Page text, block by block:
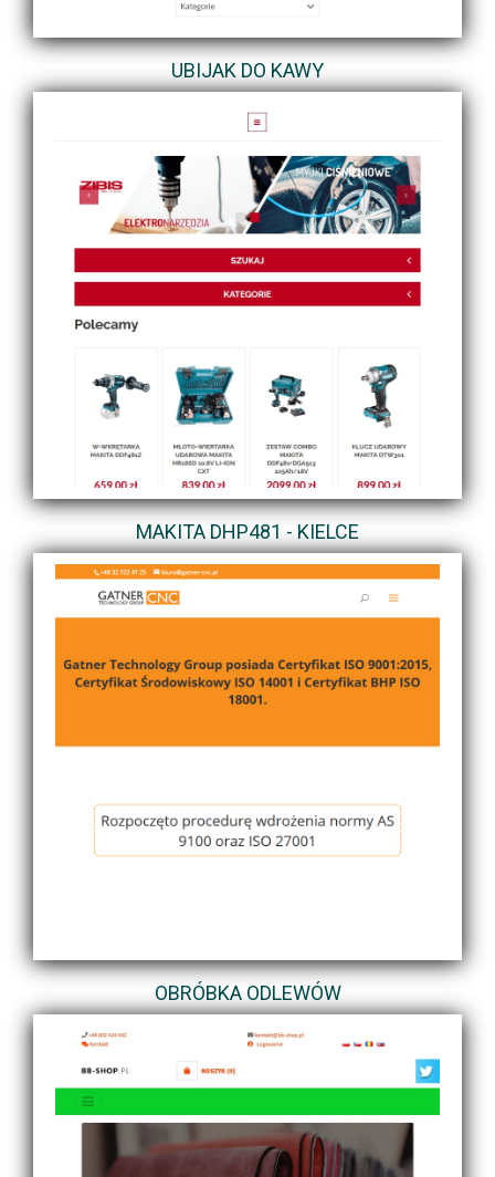
UBIJAK DO KAWY
MAKITA DHP481 - KIELCE
OBRÓBKA ODLEWÓW